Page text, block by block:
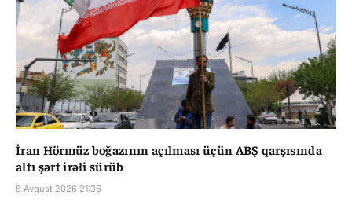
İran Hörmüz boğazının açılması üçün ABŞ qarşısında
altı şərt irəli sürüb
8 Avqust 2026 21:36